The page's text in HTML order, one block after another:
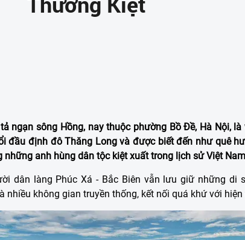
ngạn sông Hồng, nay thuộc phường Bồ Đề, Hà Nội,
đầu định đô Thăng Long và được biết đến như quê
anh hùng dân tộc kiệt xuất trong lịch sử Việt
dân làng Phúc Xá - Bắc Biên vẫn lưu giữ những di
nhiều không gian truyền thống, kết nối quá khứ với